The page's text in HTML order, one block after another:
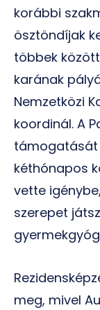
korábbi
ösztöndíjak
többek
karának
Nemzetközi
koordinál. A
támogatását
kéthónapos
vette
szerepet
meg, mivel